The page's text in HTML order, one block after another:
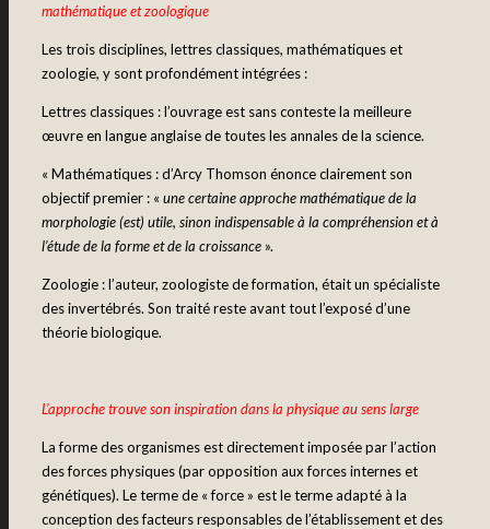
mathématique et zoologique
Les trois disciplines, lettres classiques, mathématiques et
zoologie, y sont profondément intégrées :
Lettres classiques : l’ouvrage est sans conteste la meilleure
œuvre en langue anglaise de toutes les annales de la science.
« Mathématiques : d’Arcy Thomson énonce clairement son
objectif premier : « une certaine approche mathématique de la
morphologie (est) utile, sinon indispensable à la compréhension et à
l’étude de la forme et de la croissance ».
Zoologie : l’auteur, zoologiste de formation, était un spécialiste
des invertébrés. Son traité reste avant tout l’exposé d’une
théorie biologique.
L’approche trouve son inspiration dans la physique au sens large
La forme des organismes est directement imposée par l’action
des forces physiques (par opposition aux forces internes et
génétiques). Le terme de « force » est le terme adapté à la
conception des facteurs responsables de l’établissement et des